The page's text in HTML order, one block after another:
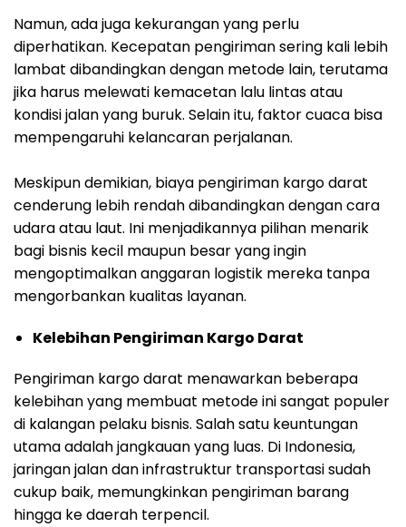
Namun, ada juga kekurangan yang perlu
diperhatikan. Kecepatan pengiriman sering kali lebih
lambat dibandingkan dengan metode lain, terutama
jika harus melewati kemacetan lalu lintas atau
kondisi jalan yang buruk. Selain itu, faktor cuaca bisa
mempengaruhi kelancaran perjalanan.
Meskipun demikian, biaya pengiriman kargo darat
cenderung lebih rendah dibandingkan dengan cara
udara atau laut. Ini menjadikannya pilihan menarik
bagi bisnis kecil maupun besar yang ingin
mengoptimalkan anggaran logistik mereka tanpa
mengorbankan kualitas layanan.
Kelebihan Pengiriman Kargo Darat
Pengiriman kargo darat menawarkan beberapa
kelebihan yang membuat metode ini sangat populer
di kalangan pelaku bisnis. Salah satu keuntungan
utama adalah jangkauan yang luas. Di Indonesia,
jaringan jalan dan infrastruktur transportasi sudah
cukup baik, memungkinkan pengiriman barang
hingga ke daerah terpencil.